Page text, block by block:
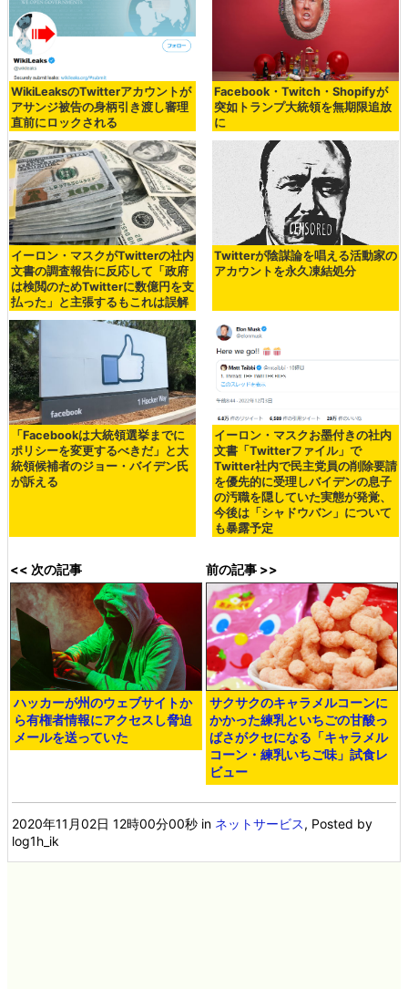
WikiLeaksのTwitterアカウントが
アサンジ被告の身柄引き渡し審理
直前にロックされる
Facebook・Twitch・Shopifyが
突如トランプ大統領を無期限追放
に
イーロン・マスクがTwitterの社内
文書の調査報告に反応して「政府
は検閲のためTwitterに数億円を支
払った」と主張するもこれは誤解
Twitterが陰謀論を唱える活動家の
アカウントを永久凍結処分
「Facebookは大統領選挙までに
ポリシーを変更するべきだ」と大
統領候補者のジョー・バイデン氏
が訴える
イーロン・マスクお墨付きの社内
文書「Twitterファイル」で
Twitter社内で民主党員の削除要請
を優先的に受理しバイデンの息子
の汚職を隠していた実態が発覚、
今後は「シャドウバン」について
も暴露予定
<< 次の記事
ハッカーが州のウェブサイトか
ら有権者情報にアクセスし脅迫
メールを送っていた
前の記事 >>
サクサクのキャラメルコーンに
かかった練乳といちごの甘酸っ
ぱさがクセになる「キャラメル
コーン・練乳いちご味」試食レ
ビュー
2020年11月02日 12時00分00秒 in ネットサービス, Posted by
log1h_ik